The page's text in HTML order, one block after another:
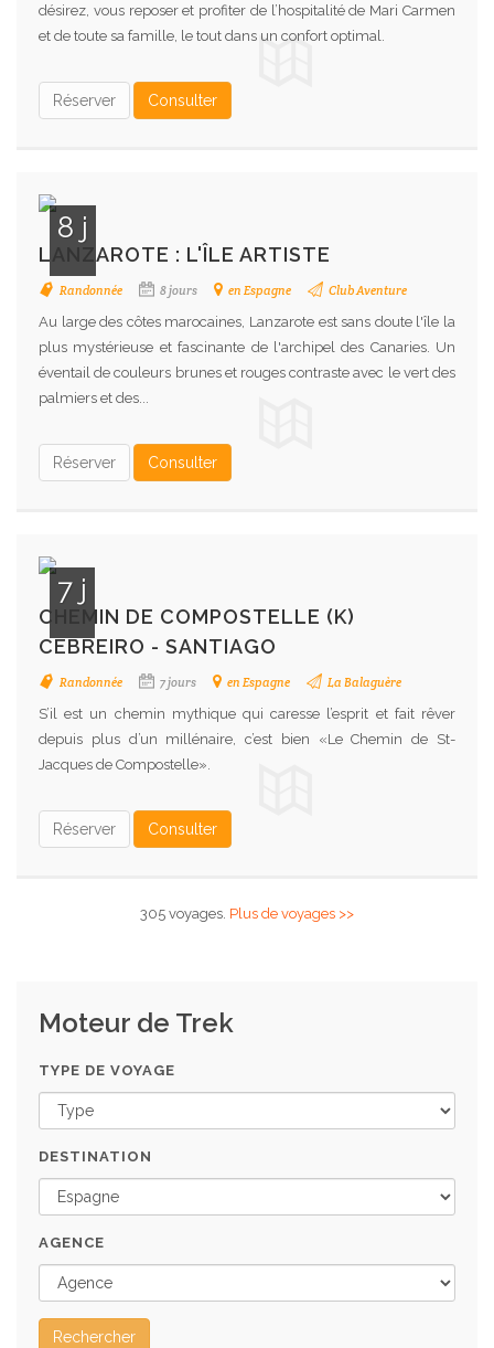
désirez, vous reposer et profiter de l’hospitalité de Mari Carmen
et de toute sa famille, le tout dans un confort optimal.
Réserver Consulter
8 j
LANZAROTE : L'ÎLE ARTISTE
Randonnée 8 jours en Espagne Club Aventure
Au large des côtes marocaines, Lanzarote est sans doute l'île la
plus mystérieuse et fascinante de l'archipel des Canaries. Un
éventail de couleurs brunes et rouges contraste avec le vert des
palmiers et des...
Réserver Consulter
7 j
CHEMIN DE COMPOSTELLE (K)
CEBREIRO - SANTIAGO
Randonnée 7 jours en Espagne La Balaguère
S’il est un chemin mythique qui caresse l’esprit et fait rêver
depuis plus d’un millénaire, c’est bien «Le Chemin de St-
Jacques de Compostelle».
Réserver Consulter
305 voyages. Plus de voyages >>
Moteur de Trek
TYPE DE VOYAGE
DESTINATION
AGENCE
Rechercher